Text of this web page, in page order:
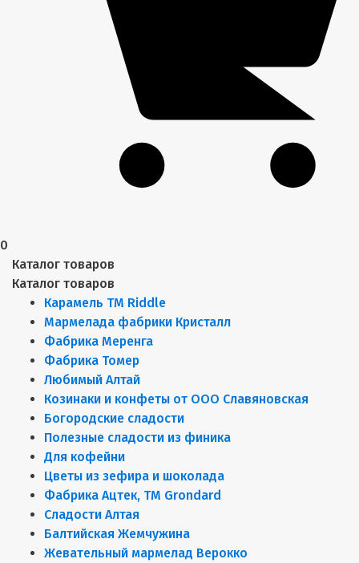
0
Каталог товаров
Каталог товаров
Карамель ТМ Riddle
Мармелада фабрики Кристалл
Фабрика Меренга
Фабрика Томер
Любимый Алтай
Козинаки и конфеты от ООО Славяновская
Богородские сладости
Полезные сладости из финика
Для кофейни
Цветы из зефира и шоколада
Фабрика Ацтек, ТМ Grondard
Сладости Алтая
Балтийская Жемчужина
Жевательный мармелад Верокко